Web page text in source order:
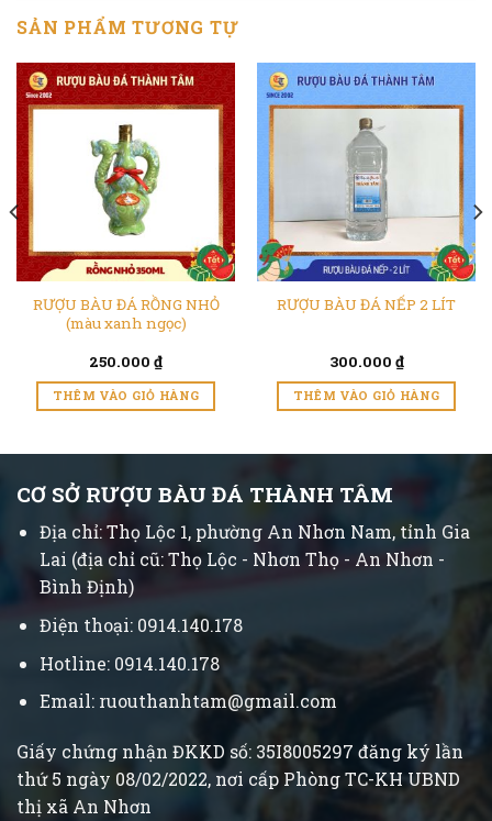
SẢN PHẨM TƯƠNG TỰ
RƯỢU BÀU ĐÁ RỒNG NHỎ
(màu xanh ngọc)
250.000 ₫
THÊM VÀO GIỎ HÀNG
RƯỢU BÀU ĐÁ NẾP 2 LÍT
300.000 ₫
THÊM VÀO GIỎ HÀNG
CƠ SỞ RƯỢU BÀU ĐÁ THÀNH TÂM
Địa chỉ: Thọ Lộc 1, phường An Nhơn Nam, tỉnh Gia
Lai (địa chỉ cũ: Thọ Lộc - Nhơn Thọ - An Nhơn -
Bình Định)
Điện thoại: 0914.140.178
Hotline: 0914.140.178
Email: ruouthanhtam@gmail.com
Giấy chứng nhận ĐKKD số: 35I8005297 đăng ký lần
thứ 5 ngày 08/02/2022, nơi cấp Phòng TC-KH UBND
thị xã An Nhơn